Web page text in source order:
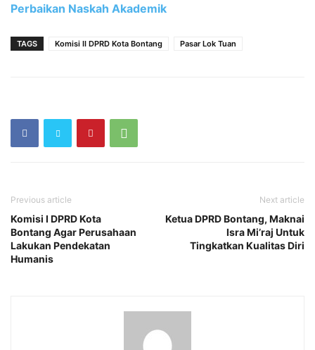
Perbaikan Naskah Akademik
TAGS Komisi II DPRD Kota Bontang Pasar Lok Tuan
Previous article
Komisi I DPRD Kota
Bontang Agar Perusahaan
Lakukan Pendekatan
Humanis
Next article
Ketua DPRD Bontang, Maknai
Isra Mi’raj Untuk
Tingkatkan Kualitas Diri